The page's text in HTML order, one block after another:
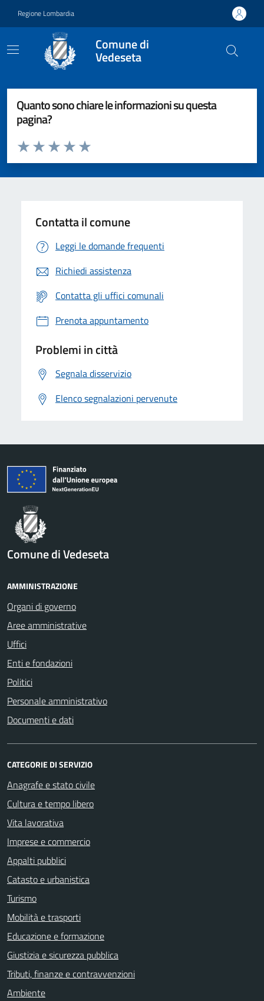
Regione Lombardia
Comune di
Vedeseta
Quanto sono chiare le informazioni su questa
pagina?
Valuta da 1 a 5 stelle la pagina
Valuta 5 stelle su 5
Valuta 4 stelle su 5
Valuta 3 stelle su 5
Valuta 2 stelle su 5
Valuta 1 stelle su 5
Contatta il comune
Leggi le domande frequenti
Richiedi assistenza
Contatta gli uffici comunali
Prenota appuntamento
Problemi in città
Segnala disservizio
Elenco segnalazioni pervenute
Comune di Vedeseta
AMMINISTRAZIONE
Organi di governo
Aree amministrative
Uffici
Enti e fondazioni
Politici
Personale amministrativo
Documenti e dati
CATEGORIE DI SERVIZIO
Anagrafe e stato civile
Cultura e tempo libero
Vita lavorativa
Imprese e commercio
Appalti pubblici
Catasto e urbanistica
Turismo
Mobilità e trasporti
Educazione e formazione
Giustizia e sicurezza pubblica
Tributi, finanze e contravvenzioni
Ambiente